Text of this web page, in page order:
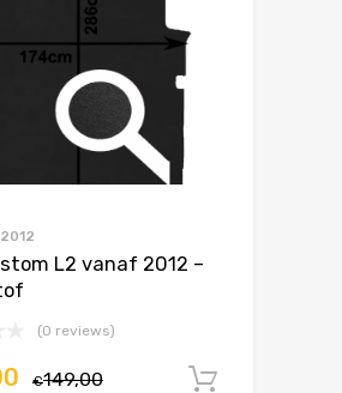
L2 vanaf 2012 –
(0 reviews)
€149,00